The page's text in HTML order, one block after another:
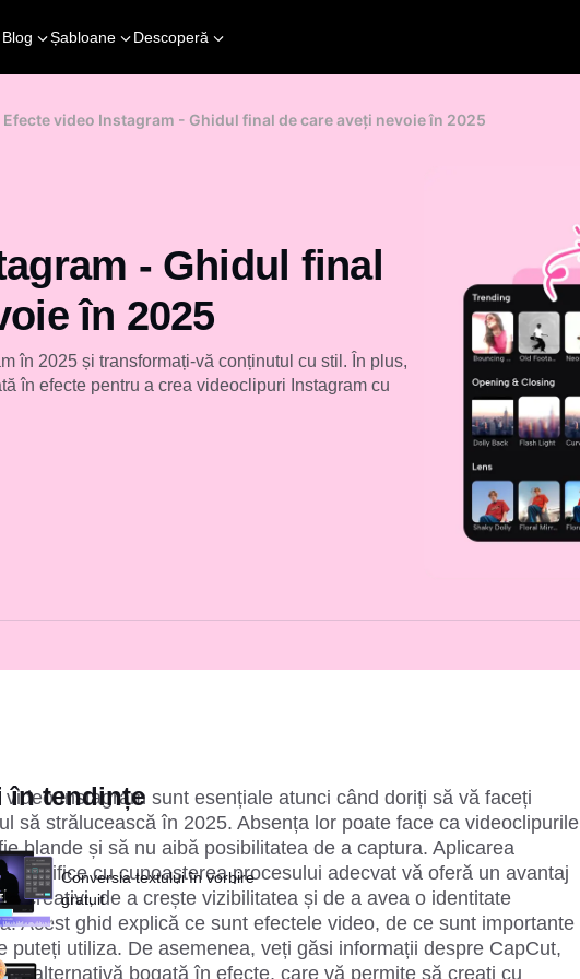
Blog Șabloane Descoperă
Efecte video Instagram - Ghidul final de care aveți nevoie în 2025
- Ghidul final
în 2025
în 2025 și transformați-vă conținutul cu stil. În plus,
în efecte pentru a crea videoclipuri Instagram cu
video Instagram sunt esențiale atunci când doriți să vă faceți
să strălucească în 2025. Absența lor poate face ca videoclipurile
blande și să nu aibă posibilitatea de a captura. Aplicarea
specifice cu cunoașterea procesului adecvat vă oferă un avantaj
creativi, de a crește vizibilitatea și de a avea o identitate
Acest ghid explică ce sunt efectele video, de ce sunt importante
puteți utiliza. De asemenea, veți găsi informații despre CapCut,
o alternativă bogată în efecte, care vă permite să creați cu
în tendințe
Conversia textului în vorbire
gratuit